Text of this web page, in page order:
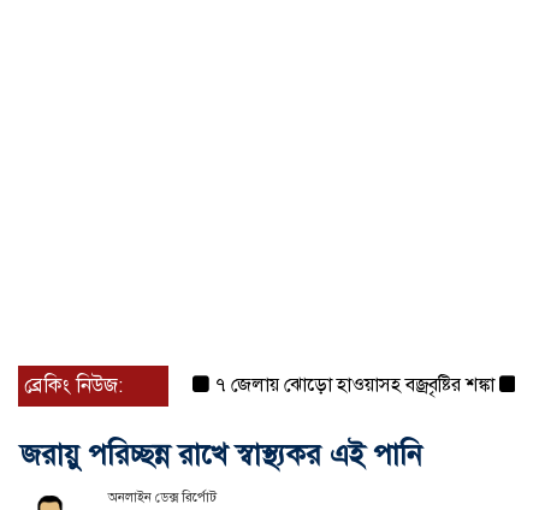
ব্রেকিং নিউজ: ৭ জেলায় ঝোড়ো হাওয়াসহ বজ্রবৃষ্টির শঙ্কা বগুড়া ও
জরায়ু পরিচ্ছন্ন রাখে স্বাস্থ্যকর এই পানি
অনলাইন ডেক্স রির্পোট